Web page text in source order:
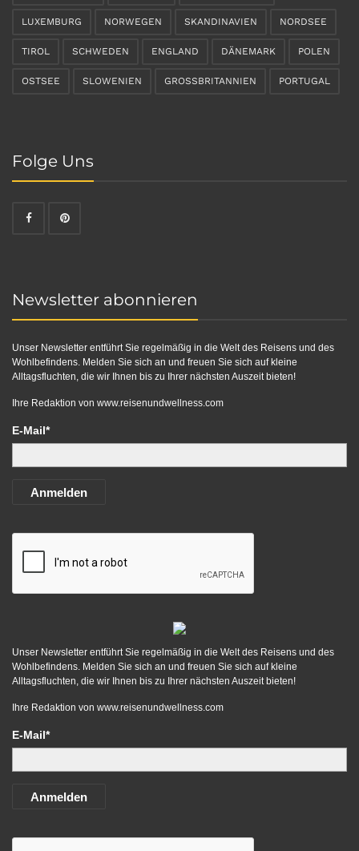
LUXEMBURG NORWEGEN SKANDINAVIEN NORDSEE
TIROL SCHWEDEN ENGLAND DÄNEMARK POLEN
OSTSEE SLOWENIEN GROSSBRITANNIEN PORTUGAL
Folge Uns
Newsletter abonnieren
Unser Newsletter entführt Sie regelmäßig in die Welt des Reisens und des
Wohlbefindens. Melden Sie sich an und freuen Sie sich auf kleine
Alltagsfluchten, die wir Ihnen bis zu Ihrer nächsten Auszeit bieten!
Ihre Redaktion von www.reisenundwellness.com
E-Mail*
Anmelden
Unser Newsletter entführt Sie regelmäßig in die Welt des Reisens und des
Wohlbefindens. Melden Sie sich an und freuen Sie sich auf kleine
Alltagsfluchten, die wir Ihnen bis zu Ihrer nächsten Auszeit bieten!
Ihre Redaktion von www.reisenundwellness.com
E-Mail*
Anmelden